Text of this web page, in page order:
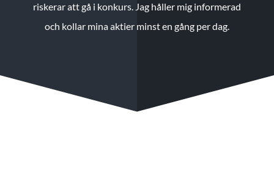
riskerar att gå i konkurs. Jag håller mig informerad
och kollar mina aktier minst en gång per dag.